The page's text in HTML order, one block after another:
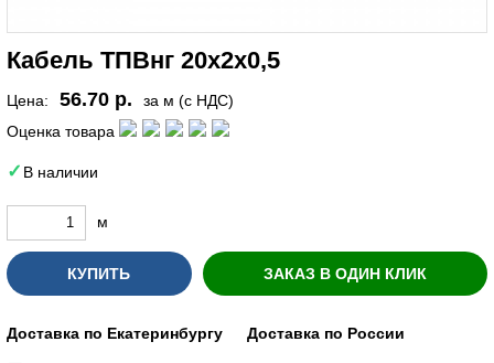
Кабель ТПВнг 20х2х0,5
Цена: 56.70 р.
за м (с НДС)
Оценка товара
В наличии
м
КУПИТЬ ЗАКАЗ В ОДИН КЛИК
Доставка по Екатеринбургу Доставка по России